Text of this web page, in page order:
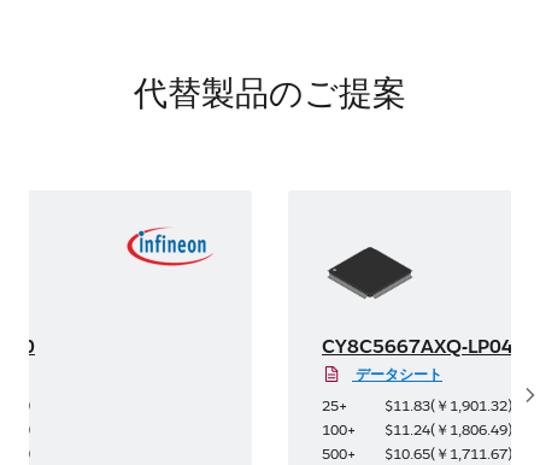
代替製品のご提案
)
)
)
CY8C5667AXQ-LP040
データシート
25+
$11.83(￥1,901.32)
100+
$11.24(￥1,806.49)
500+
$10.65(￥1,711.67)